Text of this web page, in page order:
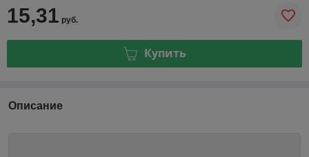
15,31 руб.
Купить
Описание